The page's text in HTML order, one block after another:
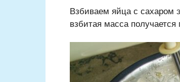
Взбиваем яйца с сахаром
взбитая масса